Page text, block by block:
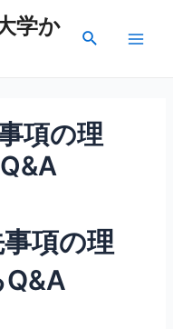
学か
検
項の理
項の理
Q&A